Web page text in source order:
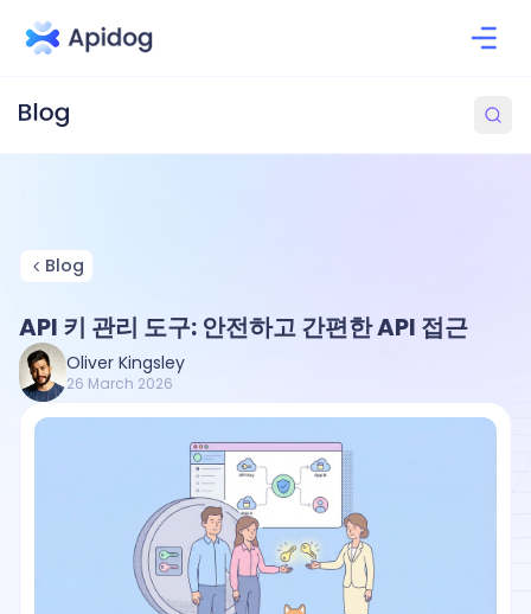
Blog
API 키 관리 도구: 안전하고 간편한 API 접근
Oliver Kingsley
26 March 2026